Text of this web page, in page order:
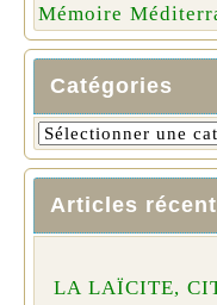
Mémoire
Catégories
Articles
LA LAÏCITE,